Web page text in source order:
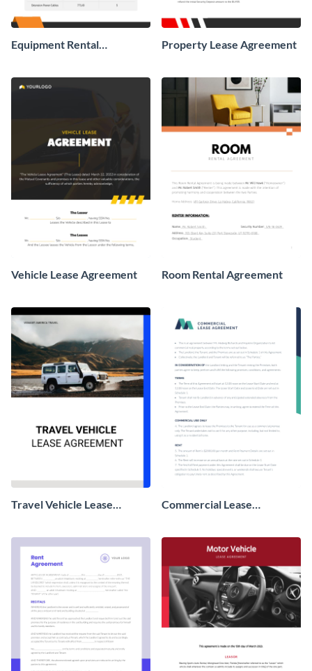
Equipment Rental
Property Lease Agreement
Vehicle Lease Agreement Room Rental Agreement
Travel Vehicle Lease
Commercial Lease